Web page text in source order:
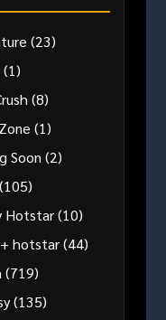
(23)
(1)
(8)
(1)
Soon (2)
(105)
Hotstar(10)
hotstar(44)
(719)
(135)